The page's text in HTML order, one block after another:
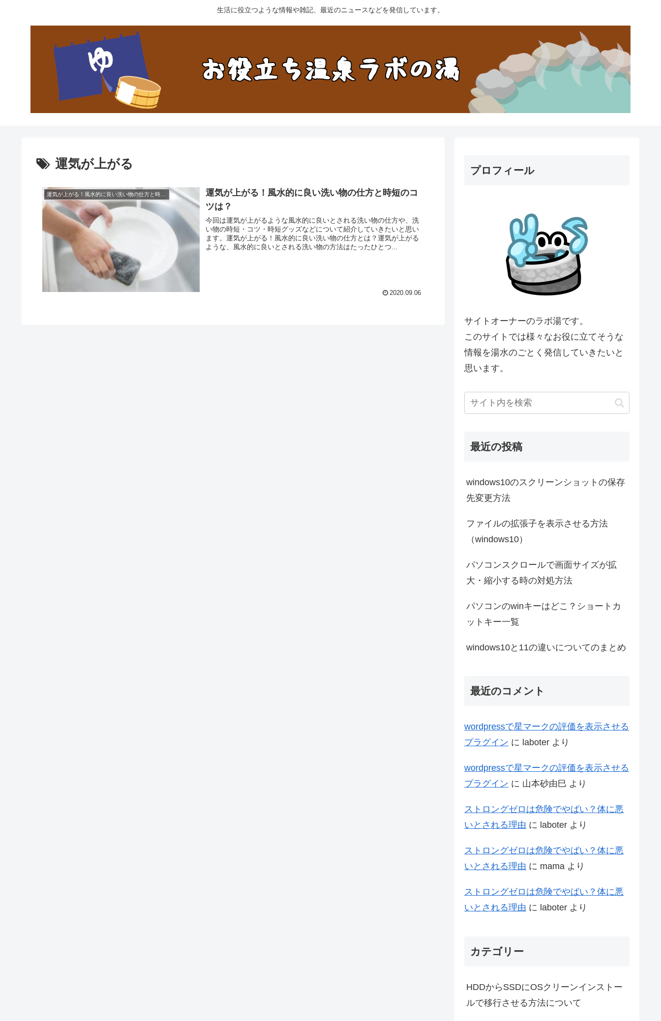
生活に役立つような情報や雑記、最近のニュースなどを発信しています。
運気が上がる
運気が上がる！風水的に良い洗い物の仕方と時短のコ
ツは？
今回は運気が上がるような風水的に良いとされる洗い物の仕方や、洗
い物の時短・コツ・時短グッズなどについて紹介していきたいと思い
ます。運気が上がる！風水的に良い洗い物の仕方とは？運気が上がる
ような、風水的に良いとされる洗い物の方法はたったひとつ...
2020.09.06
プロフィール
サイトオーナーのラボ湯です。
このサイトでは様々なお役に立てそうな
情報を湯水のごとく発信していきたいと
思います。
最近の投稿
windows10のスクリーンショットの保存
先変更方法
ファイルの拡張子を表示させる方法
（windows10）
パソコンスクロールで画面サイズが拡
大・縮小する時の対処方法
パソコンのwinキーはどこ？ショートカ
ットキー一覧
windows10と11の違いについてのまとめ
最近のコメント
wordpressで星マークの評価を表示させる
プラグイン に laboter より
wordpressで星マークの評価を表示させる
プラグイン に 山本砂由巳 より
ストロングゼロは危険でやばい？体に悪
いとされる理由 に laboter より
ストロングゼロは危険でやばい？体に悪
いとされる理由 に mama より
ストロングゼロは危険でやばい？体に悪
いとされる理由 に laboter より
カテゴリー
HDDからSSDにOSクリーンインストー
ルで移行させる方法について